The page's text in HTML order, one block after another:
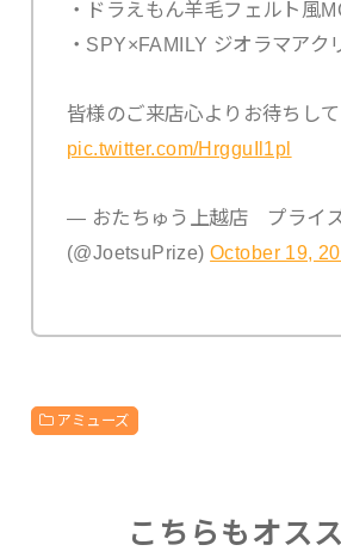
・ドラえもん羊毛フェルト風
・SPY×FAMILY ジオラマアク
皆様のご来店心よりお待ちし
pic.twitter.com/HrgguIl1pl
— おたちゅう上越店 プライ
(@JoetsuPrize)October 19,
アミューズ
こちらもオス